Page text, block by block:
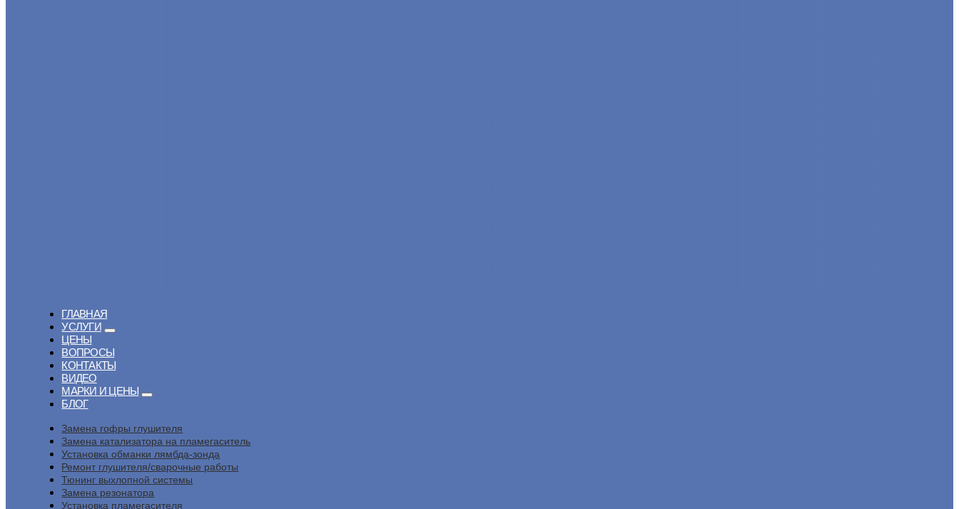
ГЛАВНАЯ
УСЛУГИ
ЦЕНЫ
ВОПРОСЫ
КОНТАКТЫ
ВИДЕО
МАРКИ И ЦЕНЫ
БЛОГ
Замена гофры глушителя
Замена катализатора на пламегаситель
Установка обманки лямбда-зонда
Ремонт глушителя/сварочные работы
Тюнинг выхлопной системы
Замена резонатора
Установка пламегасителя